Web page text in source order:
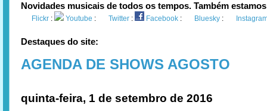
Novidades musicais de todos os tempos. Também
Flickr : Youtube : Twitter : Facebook : Bluesky :
Destaques do site:
AGENDA DE SHOWS AGOSTO
quinta-feira, 1 de setembro de 2016